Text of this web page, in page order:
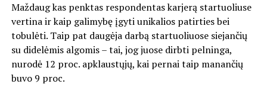
Maždaug kas penktas respondentas karjerą startuoliuse
vertina ir kaip galimybę įgyti unikalios patirties bei
tobulėti. Taip pat daugėja darbą startuoliuose siejančių
su didelėmis algomis – tai, jog juose dirbti pelninga,
nurodė 12 proc. apklaustųjų, kai pernai taip manančių
buvo 9 proc.